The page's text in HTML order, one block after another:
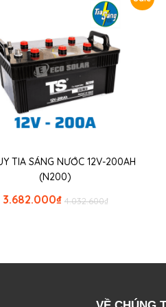
TIA SÁNG NƯỚC 12V-200AH
(N200)
₫
4.032.600
₫
3.682.000